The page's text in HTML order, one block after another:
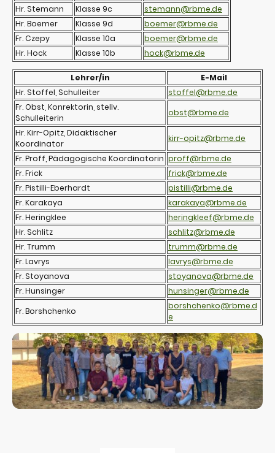
Hr. Stemann
Klasse 9c
stemann@rbme.de
Hr. Boemer
Klasse 9d
boemer@rbme.de
Fr. Czepy
Klasse 10a
boemer@rbme.de
Hr. Hock
Klasse 10b hock@rbme.de
Lehrer/in
E-Mail
Hr. Stoffel, Schulleiter
stoffel@rbme.de
Fr. Obst, Konrektorin, stellv.
Schulleiterin
obst@rbme.de
Hr. Kirr-Opitz, Didaktischer
Koordinator
kirr-opitz@rbme.de
Fr. Proff, Pädagogische Koordinatorin proff@rbme.de
Fr. Frick
frick@rbme.de
Fr. Pistilli-Eberhardt
pistilli@rbme.de
Fr. Karakaya
karakaya@rbme.de
Fr. Heringklee
heringkleef@rbme.de
Hr. Schlitz
schlitz@rbme.de
Hr. Trumm
trumm@rbme.de
Fr. Lavrys
lavrys@rbme.de
Fr. Stoyanova
stoyanova@rbme.de
Fr. Hunsinger
hunsinger@rbme.de
Fr. Borshchenko
borshchenko@rbme.d
e